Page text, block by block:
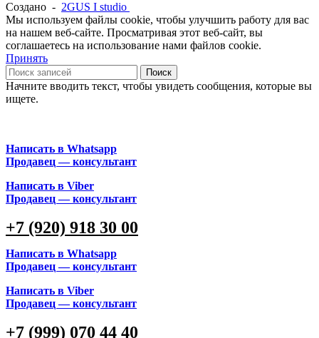
Создано - 2GUS I studio
Мы используем файлы cookie, чтобы улучшить работу для вас
на нашем веб-сайте. Просматривая этот веб-сайт, вы
соглашаетесь на использование нами файлов cookie.
Принять
Поиск
Начните вводить текст, чтобы увидеть сообщения, которые вы
ищете.
Написать в Whatsapp
Продавец — консультант
Написать в Viber
Продавец — консультант
+7 (920) 918 30 00
Написать в Whatsapp
Продавец — консультант
Написать в Viber
Продавец — консультант
+7 (999) 070 44 40